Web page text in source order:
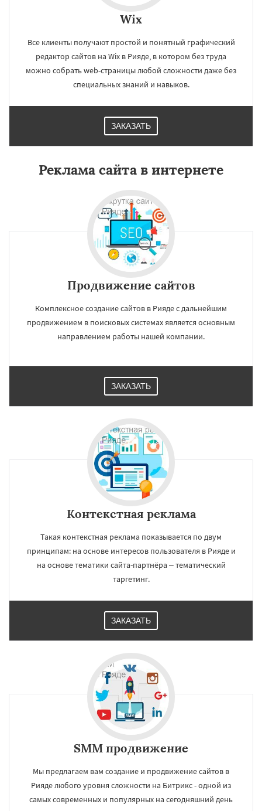
Wix
Все клиенты получают простой и понятный графический
редактор сайтов на Wix в Рияде, в котором без труда
можно собрать web-страницы любой сложности даже без
специальных знаний и навыков.
ЗАКАЗАТЬ
Реклама сайта в интернете
Продвижение сайтов
Комплексное создание сайтов в Рияде с дальнейшим
продвижением в поисковых системах является основным
направлением работы нашей компании.
ЗАКАЗАТЬ
Контекстная реклама
Такая контекстная реклама показывается по двум
принципам: на основе интересов пользователя в Рияде и
на основе тематики сайта-партнёра – тематический
таргетинг.
ЗАКАЗАТЬ
SMM продвижение
Мы предлагаем вам создание и продвижение сайтов в
Рияде любого уровня сложности на Битрикс - одной из
самых современных и популярных на сегодняшний день